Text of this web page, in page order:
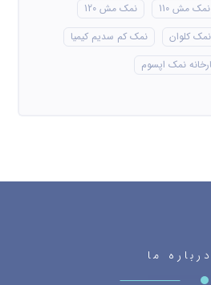
نمک مش 110
نمک مش 120
نمک کلوان
نمک کم سدیم کیمیا
نمک اپسوم
درباره ما